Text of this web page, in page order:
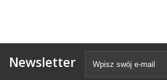
Newsletter